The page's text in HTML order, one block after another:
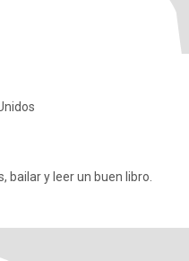
bailar y leer un buen libro.